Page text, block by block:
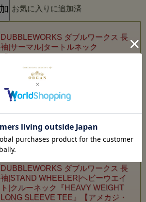
お気に入りに追加済
DUBBLEWORKS ダブルワークス 長
袖|サーマル|タートルネック
【アメカジ・カレッジ】54005
DUBBLEWORKS ダブルワークス 長袖|サーマル|タ
ートルネック『TURTLE NECK THERMAL TEE』
【アメカジ・カレッジ】54005
在庫切れ
お気に入りに追加済
DUBBLEWORKS ダブルワークス 長
袖|STAND WHEELER|ヘビーウエイ
ト|クルーネック『HEAVY WEIGHT
LONG SLEEVE TEE』【アメカジ・